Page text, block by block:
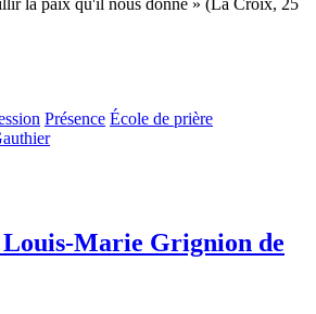
Présence École de prière
Marie Grignion de